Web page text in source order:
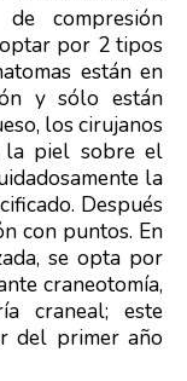
compresión
por 2 tipos
están en
y sólo están
los cirujanos
la piel sobre el
la
Después
con puntos. En
se opta por
craneotomía,
craneal; este
del primer año